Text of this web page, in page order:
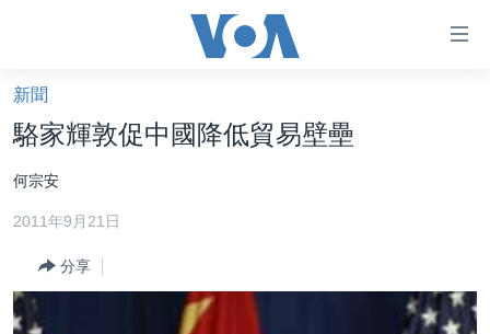
礙
鏈
接
跳
轉
容
跳
美國大選2024
港澳
台灣
美中關係
海外港人
新聞
駱家輝敦促中國降低貿易壁壘
何宗安
2011年9月21日
分享